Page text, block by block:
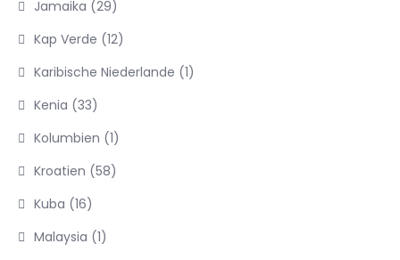
Jamaika (29)
Kap Verde (12)
Karibische Niederlande (1)
Kenia (33)
Kolumbien (1)
Kroatien (58)
Kuba (16)
Malaysia (1)